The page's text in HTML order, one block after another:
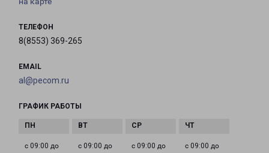
ТЕЛЕФОН
8(8553) 369-265
EMAIL
al@pecom.ru
ГРАФИК РАБОТЫ
с 09:00 до с 09:00 до с 09:00 до с 09:00 до